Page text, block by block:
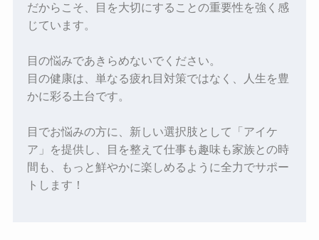
だからこそ、目を大切にすることの重要性を強く感
じています。
目の悩みであきらめないでください。
目の健康は、単なる疲れ目対策ではなく、人生を豊
かに彩る土台です。
目でお悩みの方に、新しい選択肢として「アイケ
ア」を提供し、目を整えて仕事も趣味も家族との時
間も、もっと鮮やかに楽しめるように全力でサポー
トします！